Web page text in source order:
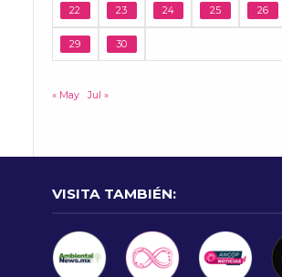
22 23 24 25 26
29 30
« May Jul »
VISITA TAMBIÉN: